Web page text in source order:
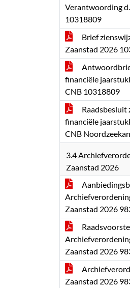
Verantwoording
10318809
Brief
Zaanstad 2026
financiële
CNB 10318809
Raadsbesluit
financiële
CNB
3.4
Zaanstad 2026
Zaanstad 2026
Zaanstad 2026
Zaanstad 2026